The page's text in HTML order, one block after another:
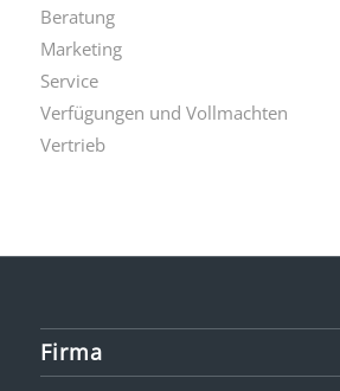
Beratung
Marketing
Service
Verfügungen und Vollmachten
Vertrieb
Firma